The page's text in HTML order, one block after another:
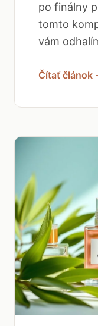
po finálny
tomto
vám
Čítať článok